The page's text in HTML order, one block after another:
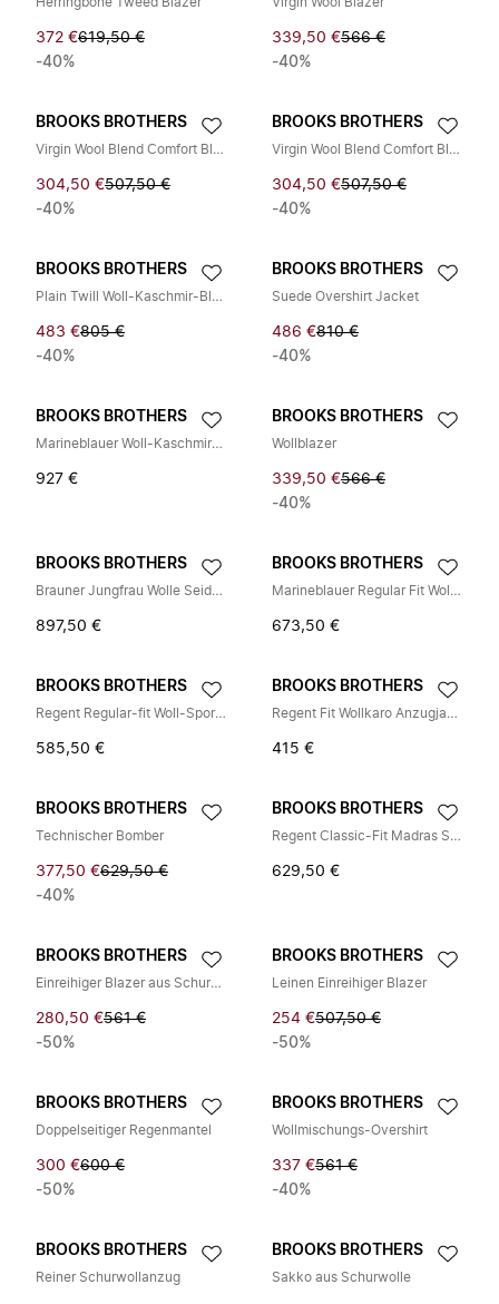
372 €619,50 €
-40%
339,50 €566 €
-40%
BROOKS BROTHERS
Virgin Wool Blend Comfort Blazer
304,50 €507,50 €
-40%
BROOKS BROTHERS
Virgin Wool Blend Comfort Blazer
304,50 €507,50 €
-40%
BROOKS BROTHERS
Plain Twill Woll-Kaschmir-Blazer
483 €805 €
-40%
BROOKS BROTHERS
Suede Overshirt Jacket
486 €810 €
-40%
BROOKS BROTHERS
Marineblauer Woll-Kaschmir-Blazer
927 €
BROOKS BROTHERS
Wollblazer
339,50 €566 €
-40%
BROOKS BROTHERS
Brauner Jungfrau Wolle Seide Leinen Blend Blazer
897,50 €
BROOKS BROTHERS
Marineblauer Regular Fit Wollmischung Blazer
673,50 €
BROOKS BROTHERS
Regent Regular-fit Woll-Sportmantel
585,50 €
BROOKS BROTHERS
Regent Fit Wollkaro Anzugjacke
415 €
BROOKS BROTHERS
Technischer Bomber
377,50 €629,50 €
-40%
BROOKS BROTHERS
Regent Classic-Fit Madras Sport Coat
629,50 €
BROOKS BROTHERS
Einreihiger Blazer aus Schurwolle
280,50 €561 €
-50%
BROOKS BROTHERS
Leinen Einreihiger Blazer
254 €507,50 €
-50%
BROOKS BROTHERS
Doppelseitiger Regenmantel
300 €600 €
-50%
BROOKS BROTHERS
Wollmischungs-Overshirt
337 €561 €
-40%
BROOKS BROTHERS
Reiner Schurwollanzug
BROOKS BROTHERS
Sakko aus Schurwolle